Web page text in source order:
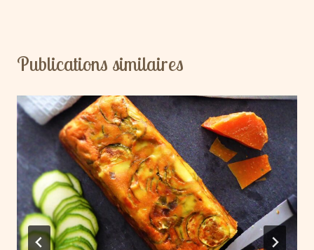
Publications similaires